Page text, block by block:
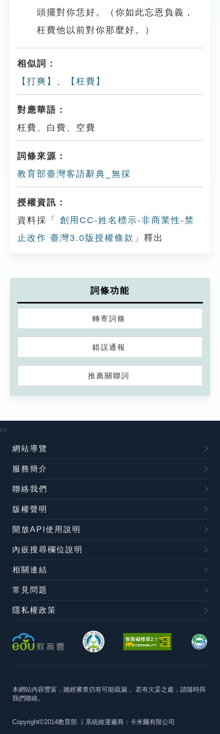
頭擺對你恁好。（你如此忘恩負義，
枉費他以前對你那麼好。）
相似詞：
【打爽】 、 【枉費】
對應華語：
枉費、白費、空費
詞條來源：
教育部臺灣客語辭典_無採
授權資訊：
資料採「
創用CC-姓名標示-非商業性-禁
止改作 臺灣3.0版授權條款 」釋出
詞條功能
轉寄詞條
錯誤通報
推薦關聯詞
:::
網站導覽
服務簡介
聯絡我們
版權聲明
開放API使用說明
內嵌搜尋欄位說明
相關連結
常見問題
隱私權政策
本網站內容豐富，雖經審查仍有可能疏漏， 若有欠妥之處，請隨時與
我們聯絡。
Copyright©2014教育部 丨系統維運廠商：卡米爾有限公司